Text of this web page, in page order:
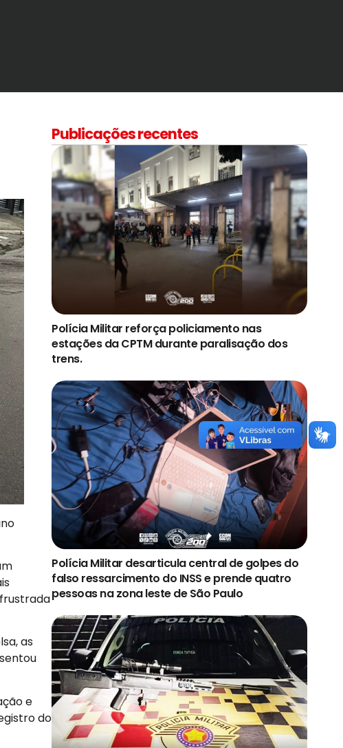
as
e
do
Publicações recentes
Polícia Militar reforça policiamento nas
estações da CPTM durante paralisação dos
trens.
Polícia Militar desarticula central de golpes do
falso ressarcimento do INSS e prende quatro
pessoas na zona leste de São Paulo